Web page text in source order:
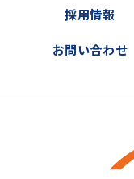
採用情報
お問い合わせ